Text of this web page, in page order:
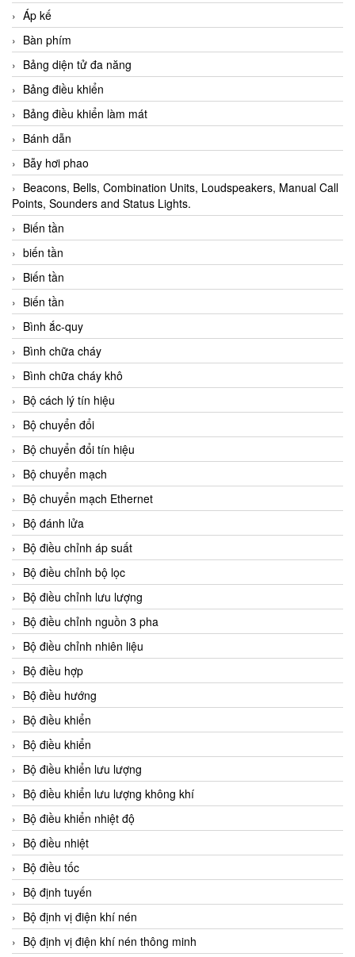
Áp kế
Bàn phím
Bảng diện tử đa năng
Bảng điều khiển
Bảng điều khiển làm mát
Bánh dẫn
Bẫy hơi phao
Beacons, Bells, Combination Units, Loudspeakers, Manual Call
Points, Sounders and Status Lights.
Biến tần
biến tần
Biến tần
Biến tần
Bình ắc-quy
Bình chữa cháy
Bình chữa cháy khô
Bộ cách lý tín hiệu
Bộ chuyển đổi
Bộ chuyển đổi tín hiệu
Bộ chuyển mạch
Bộ chuyển mạch Ethernet
Bộ đánh lửa
Bộ điều chỉnh áp suất
Bộ điều chỉnh bộ lọc
Bộ điều chỉnh lưu lượng
Bộ điều chỉnh nguồn 3 pha
Bộ điều chỉnh nhiên liệu
Bộ điều hợp
Bộ điều hướng
Bộ điều khiển
Bộ điều khiển
Bộ điều khiển lưu lượng
Bộ điều khiển lưu lượng không khí
Bộ điều khiển nhiệt độ
Bộ điều nhiệt
Bộ điều tốc
Bộ định tuyến
Bộ định vị điện khí nén
Bộ định vị điện khí nén thông minh